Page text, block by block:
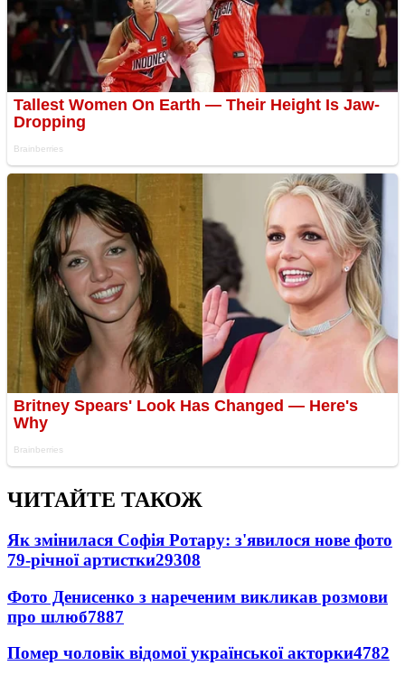
ЧИТАЙТЕ ТАКОЖ
Як змінилася Софія Ротару: з'явилося нове фото
79-річної артистки29308
Фото Денисенко з нареченим викликав розмови
про шлюб7887
Помер чоловік відомої української акторки4782